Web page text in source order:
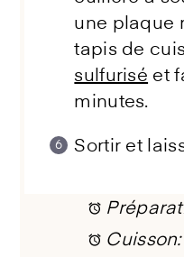
une plaque
tapis de
sulfurisé et
minutes.
Sortir et
Cuisson: